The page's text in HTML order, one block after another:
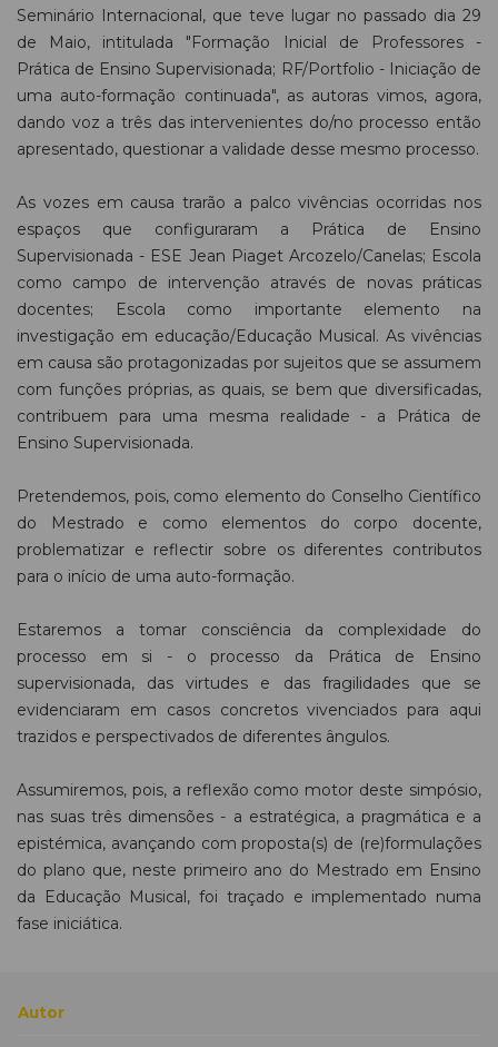
Seminário Internacional, que teve lugar no passado dia 29
de Maio, intitulada "Formação Inicial de Professores -
Prática de Ensino Supervisionada; RF/Portfolio - Iniciação de
uma auto-formação continuada", as autoras vimos, agora,
dando voz a três das intervenientes do/no processo então
apresentado, questionar a validade desse mesmo processo.
As vozes em causa trarão a palco vivências ocorridas nos
espaços que configuraram a Prática de Ensino
Supervisionada - ESE Jean Piaget Arcozelo/Canelas; Escola
como campo de intervenção através de novas práticas
docentes; Escola como importante elemento na
investigação em educação/Educação Musical. As vivências
em causa são protagonizadas por sujeitos que se assumem
com funções próprias, as quais, se bem que diversificadas,
contribuem para uma mesma realidade - a Prática de
Ensino Supervisionada.
Pretendemos, pois, como elemento do Conselho Científico
do Mestrado e como elementos do corpo docente,
problematizar e reflectir sobre os diferentes contributos
para o início de uma auto-formação.
Estaremos a tomar consciência da complexidade do
processo em si - o processo da Prática de Ensino
supervisionada, das virtudes e das fragilidades que se
evidenciaram em casos concretos vivenciados para aqui
trazidos e perspectivados de diferentes ângulos.
Assumiremos, pois, a reflexão como motor deste simpósio,
nas suas três dimensões - a estratégica, a pragmática e a
epistémica, avançando com proposta(s) de (re)formulações
do plano que, neste primeiro ano do Mestrado em Ensino
da Educação Musical, foi traçado e implementado numa
fase iniciática.
Autor